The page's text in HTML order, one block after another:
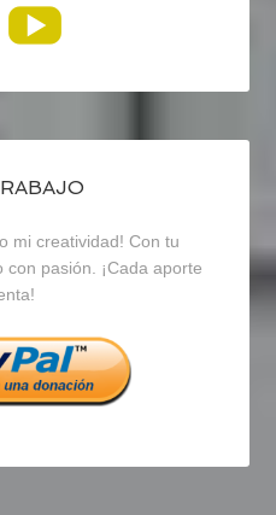
Ver
recursosep
mi creatividad! Con tu
pasión. ¡Cada aporte